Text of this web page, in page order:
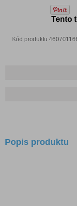
Tento
Kód
Popis produktu